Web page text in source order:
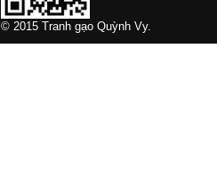
© 2015 Tranh gạo Quỳnh Vy.